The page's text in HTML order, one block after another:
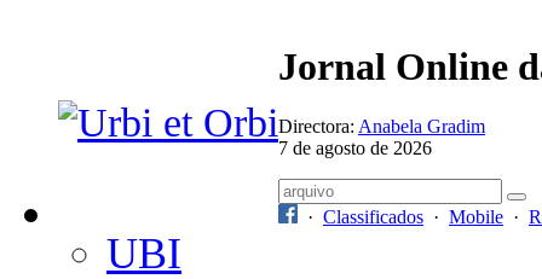
Jornal Online
Directora: Anabela Gradim
7 de agosto de 2026
· Classificados · Mobile ·
UBI